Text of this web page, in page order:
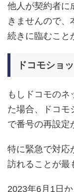
他人が契約者に
きませんので
続きに臨むこと
ドコモショ
もしドコモのネ
た場合、ドコモ
で番号の再設定
特に緊急で対応
訪れることが最
2023年6月1日